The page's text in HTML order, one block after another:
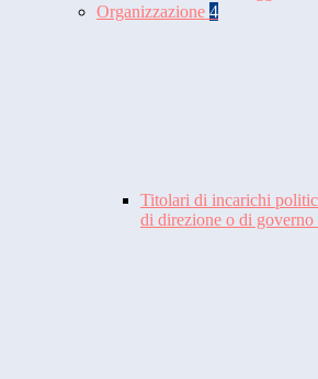
Organizzazione 4
Titolari di incarichi
di direzione o di governo